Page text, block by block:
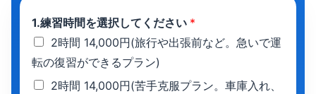
1.練習時間を選択してください *
2時間 14,000円(旅行や出張前など。急いで運
転の復習ができるプラン)
2時間 14,000円(苦手克服プラン。車庫入れ、